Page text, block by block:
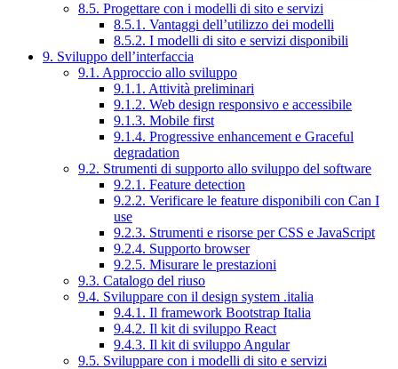
8.5. Progettare con i modelli di sito e servizi
8.5.1. Vantaggi dell’utilizzo dei modelli
8.5.2. I modelli di sito e servizi disponibili
9. Sviluppo dell’interfaccia
9.1. Approccio allo sviluppo
9.1.1. Attività preliminari
9.1.2. Web design responsivo e accessibile
9.1.3. Mobile first
9.1.4. Progressive enhancement e Graceful
degradation
9.2. Strumenti di supporto allo sviluppo del software
9.2.1. Feature detection
9.2.2. Verificare le feature disponibili con Can I
use
9.2.3. Strumenti e risorse per CSS e JavaScript
9.2.4. Supporto browser
9.2.5. Misurare le prestazioni
9.3. Catalogo del riuso
9.4. Sviluppare con il design system .italia
9.4.1. Il framework Bootstrap Italia
9.4.2. Il kit di sviluppo React
9.4.3. Il kit di sviluppo Angular
9.5. Sviluppare con i modelli di sito e servizi